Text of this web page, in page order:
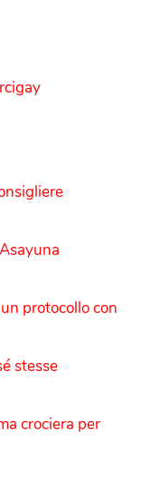
protocollo con
stesse
crociera per